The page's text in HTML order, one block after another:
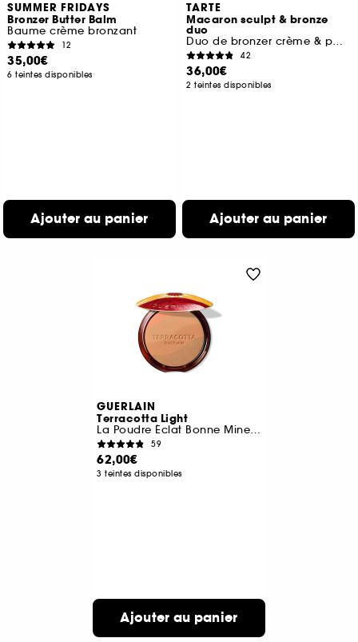
SUMMER FRIDAYS
Bronzer Butter Balm
Baume crème bronzant
12
35,00€
6 teintes disponibles
Ajouter au panier
TARTE
Macaron sculpt & bronze
duo
Duo de bronzer crème & poudre
42
36,00€
2 teintes disponibles
Ajouter au panier
GUERLAIN
Terracotta Light
La Poudre Éclat Bonne Mine Naturelle Édition Limitée
59
62,00€
3 teintes disponibles
Ajouter au panier